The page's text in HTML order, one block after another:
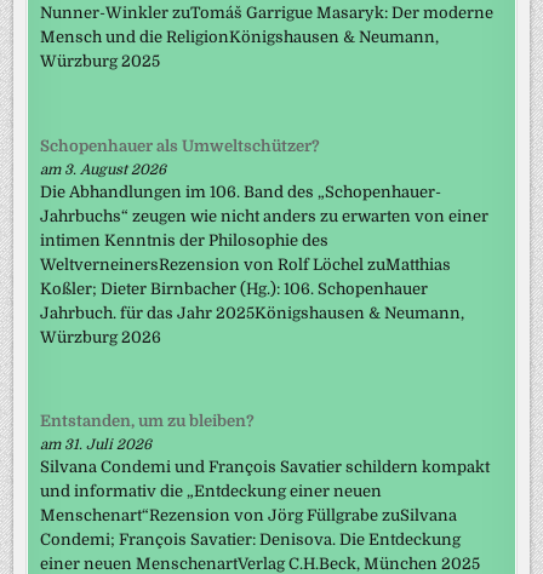
Nunner-Winkler zuTomáš Garrigue Masaryk: Der moderne
Mensch und die ReligionKönigshausen & Neumann,
Würzburg 2025
Schopenhauer als Umweltschützer?
am 3. August 2026
Die Abhandlungen im 106. Band des „Schopenhauer-
Jahrbuchs“ zeugen wie nicht anders zu erwarten von einer
intimen Kenntnis der Philosophie des
WeltverneinersRezension von Rolf Löchel zuMatthias
Koßler; Dieter Birnbacher (Hg.): 106. Schopenhauer
Jahrbuch. für das Jahr 2025Königshausen & Neumann,
Würzburg 2026
Entstanden, um zu bleiben?
am 31. Juli 2026
Silvana Condemi und François Savatier schildern kompakt
und informativ die „Entdeckung einer neuen
Menschenart“Rezension von Jörg Füllgrabe zuSilvana
Condemi; François Savatier: Denisova. Die Entdeckung
einer neuen MenschenartVerlag C.H.Beck, München 2025